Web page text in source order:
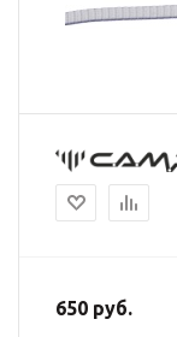
650 руб.